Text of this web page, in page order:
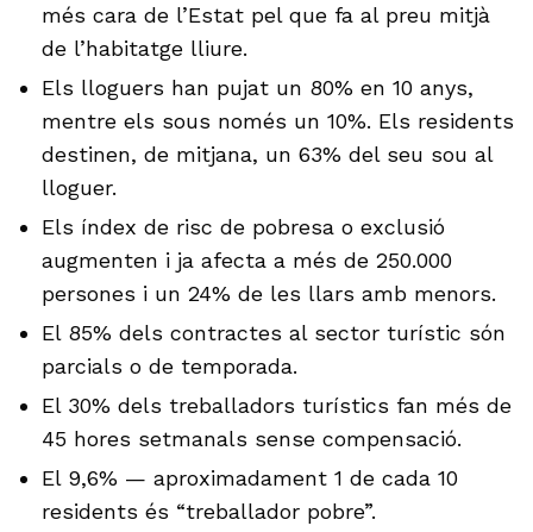
més cara de l’Estat pel que fa al preu mitjà
de l’habitatge lliure.
Els lloguers han pujat un 80% en 10 anys,
mentre els sous només un 10%. Els residents
destinen, de mitjana, un 63% del seu sou al
lloguer.
Els índex de risc de pobresa o exclusió
augmenten i ja afecta a més de 250.000
persones i un 24% de les llars amb menors.
El 85% dels contractes al sector turístic són
parcials o de temporada.
El 30% dels treballadors turístics fan més de
45 hores setmanals sense compensació.
El 9,6% — aproximadament 1 de cada 10
residents és “treballador pobre”.